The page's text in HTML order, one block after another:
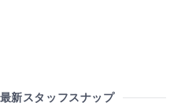
新スタッフスナップ